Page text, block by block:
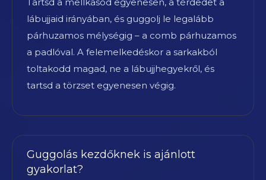
lábujjaid irányában, és guggolj le legalább
párhuzamos mélységig – a comb párhuzamos
a padlóval. A felemelkedéskor a sarkakból
toltakodd magad, ne a lábujjhegyekről, és
tartsd a törzset egyenesen végig.
Guggolás kezdőknek is ajánlott
gyakorlat?